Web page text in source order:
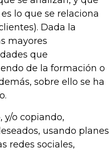
lo que se relaciona
Dada la
mayores
que
de la formación o
sobre ello se ha
y/o copiando,
usando planes
redes sociales,